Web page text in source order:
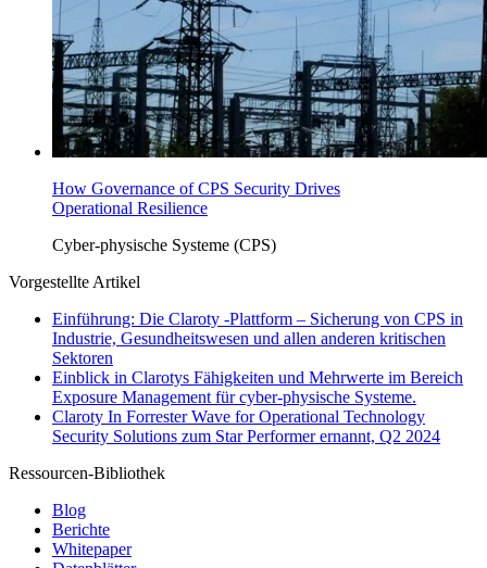
How Governance of CPS Security Drives
Operational Resilience
Cyber-physische Systeme (CPS)
Vorgestellte Artikel
Einführung: Die Claroty -Plattform – Sicherung von CPS in
Industrie, Gesundheitswesen und allen anderen kritischen
Sektoren
Einblick in Clarotys Fähigkeiten und Mehrwerte im Bereich
Exposure Management für cyber-physische Systeme.
Claroty In Forrester Wave for Operational Technology
Security Solutions zum Star Performer ernannt, Q2 2024
Ressourcen-Bibliothek
Blog
Berichte
Whitepaper